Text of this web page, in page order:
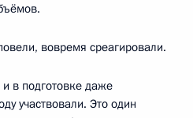
вовремя среагировали.
в подготовке даже
участвовали. Это один